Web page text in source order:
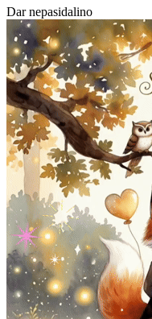
Dar nepasidalino